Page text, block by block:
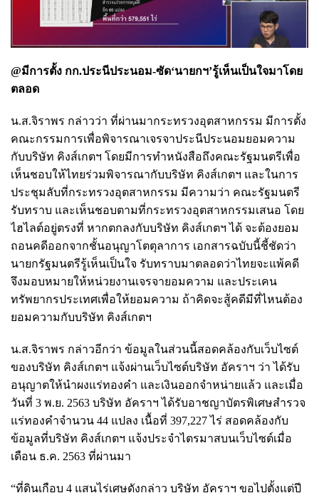
@มีการตั้ง กก.ประนีประนอม-ซัด‘นายกฯ’รู้เห็นเป็นใจมาโดย
ตลอด
น.ส.จิราพร กล่าวว่า ที่ผ่านมากระทรวงอุตสาหกรรม มีการตั้ง
คณะกรรมการเพื่อพิจารณาเจรจาประนีประนอมยอมความ
กับบริษัท คิงส์เกตฯ โดยมีการทำหนังสือถึงคณะรัฐมนตรีเพื่อ
เห็นชอบให้ไทยร่วมพิจารณากับบริษัท คิงส์เกตฯ และในการ
ประชุมลับที่กระทรวงอุตสาหกรรม มีความว่า คณะรัฐมนตรี
รับทราบ และเห็นชอบตามที่กระทรวงอุตสาหกรรมเสนอ โดย
ไฮไลต์อยู่ตรงที่ หากตกลงกับบริษัท คิงส์เกตฯ ได้ จะต้องยอม
ถอนคดีออกจากชั้นอนุญาโตตุลาการ เอกสารฉบับนี้ชี้ชัดว่า
นายกรัฐมนตรีรู้เห็นเป็นใจ รับทราบมาตลอดว่าไทยจะแพ้คดี
จึงมอบหมายให้หน่วยงานเจรจายอมความ และประเคน
ทรัพยากรประเทศเพื่อให้ยอมความ ถ้าคิดจะสู้คดีมีที่ไหนต้อง
ยอมความกับบริษัท คิงส์เกตฯ
น.ส.จิราพร กล่าวอีกว่า ข้อมูลในส่วนนี้สอดคล้องกับเว็บไซต์
ของบริษัท คิงส์เกตฯ แจ้งผ่านเว็บไซต์บริษัท อัคราฯ ว่า ได้รับ
อนุญาตให้นำผงแร่ทองคำ และเงินออกจำหน่ายแล้ว และเมื่อ
วันที่ 3 พ.ย. 2563 บริษัท อัคราฯ ได้รับอาชญาบัตรพิเศษสำรวจ
แร่ทองคำจำนวน 44 แปลง เนื้อที่ 397,227 ไร่ สอดคล้องกับ
ข้อมูลที่บริษัท คิงส์เกตฯ แจ้งประจำไตรมาสบนเว็บไซต์เมื่อ
เดือน ธ.ค. 2563 ที่ผ่านมา
“ที่ดินเกือบ 4 แสนไร่เศษดังกล่าว บริษัท อัคราฯ ขอไปตั้งแต่ปี